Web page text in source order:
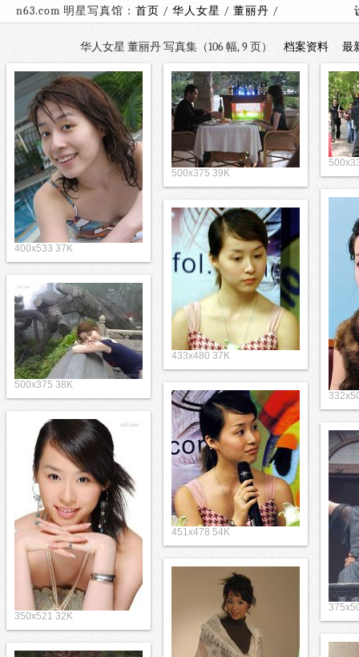
n63.com 明星写真馆： 首页 / 华人女星 / 董丽丹 /
华人女星 董丽丹 写真集（106 幅, 9 页） 档案资料 最
400x533 37K
500x375 39K
433x480 37K
500x375 38K
451x478 54K
350x521 32K